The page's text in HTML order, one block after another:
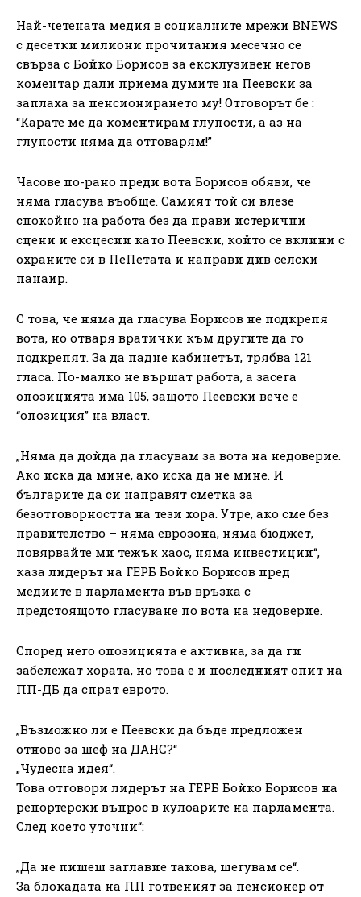
Най-четената медия в социалните мрежи BNEWS
с десетки милиони прочитания месечно се
свърза с Бойко Борисов за ексклузивен негов
коментар дали приема думите на Пеевски за
заплаха за пенсионирането му! Отговорът бе :
“Карате ме да коментирам глупости, а аз на
глупости няма да отговарям!”
Часове по-рано преди вота Борисов обяви, че
няма гласува въобще. Самият той си влезе
спокойно на работа без да прави истерични
сцени и ексцесии като Пеевски, който се вклини с
охраните си в ПеПетата и направи див селски
панаир.
С това, че няма да гласува Борисов не подкрепя
вота, но отваря вратички към другите да го
подкрепят. За да падне кабинетът, трябва 121
гласа. По-малко не вършат работа, а засега
опозицията има 105, защото Пеевски вече е
“опозиция” на власт.
„Няма да дойда да гласувам за вота на недоверие.
Ако иска да мине, ако иска да не мине. И
българите да си направят сметка за
безотговорността на тези хора. Утре, ако сме без
правителство – няма еврозона, няма бюджет,
повярвайте ми тежък хаос, няма инвестиции“,
каза лидерът на ГЕРБ Бойко Борисов пред
медиите в парламента във връзка с
предстоящото гласуване по вота на недоверие.
Според него опозицията е активна, за да ги
забележат хората, но това е и последният опит на
ПП-ДБ да спрат еврото.
„Възможно ли е Пеевски да бъде предложен
отново за шеф на ДАНС?“
„Чудесна идея“.
Това отговори лидерът на ГЕРБ Бойко Борисов на
репортерски въпрос в кулоарите на парламента.
След което уточни“:
„Да не пишеш заглавие такова, шегувам се“.
За блокадата на ПП готвеният за пенсионер от